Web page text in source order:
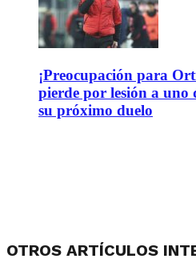
¡Preocupación para
pierde por lesión a uno
su próximo duelo
OTROS ARTÍCULOS